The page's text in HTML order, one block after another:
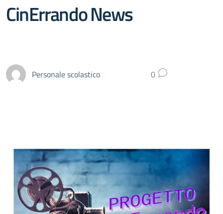
CinErrando News
Personale scolastico 0